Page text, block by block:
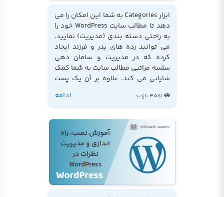
ابزار Categories به شما این امکان را می
دهد تا مطالب سایت WordPress خود را
به راحتی دسته بندی (مدیریت) نمایید.
می توانید رده های پدر و فرزند ایجاد
کرده که در مدیریت و سامان دهی
سلسه مراتبی مطالب سایت به شما کمک
شایانی می کند. علاوه بر آن یک پست
قرار گیرد...
3581 بازدید ادامه
آموزش نصب، راه
اندازی و مدیریت
نظرات در
WordPress